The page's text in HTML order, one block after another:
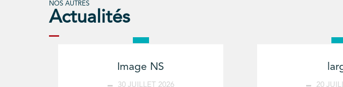
NOS AUTRES
Actualités
Image NS
30 JUILLET 2026 20